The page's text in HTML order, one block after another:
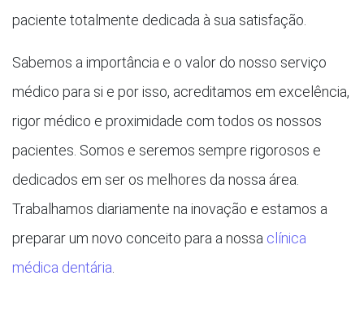
paciente totalmente dedicada à sua satisfação.
Sabemos a importância e o valor do nosso serviço
médico para si e por isso, acreditamos em excelência,
rigor médico e proximidade com todos os nossos
pacientes. Somos e seremos sempre rigorosos e
dedicados em ser os melhores da nossa área.
Trabalhamos diariamente na inovação e estamos a
preparar um novo conceito para a nossa clínica
médica dentária